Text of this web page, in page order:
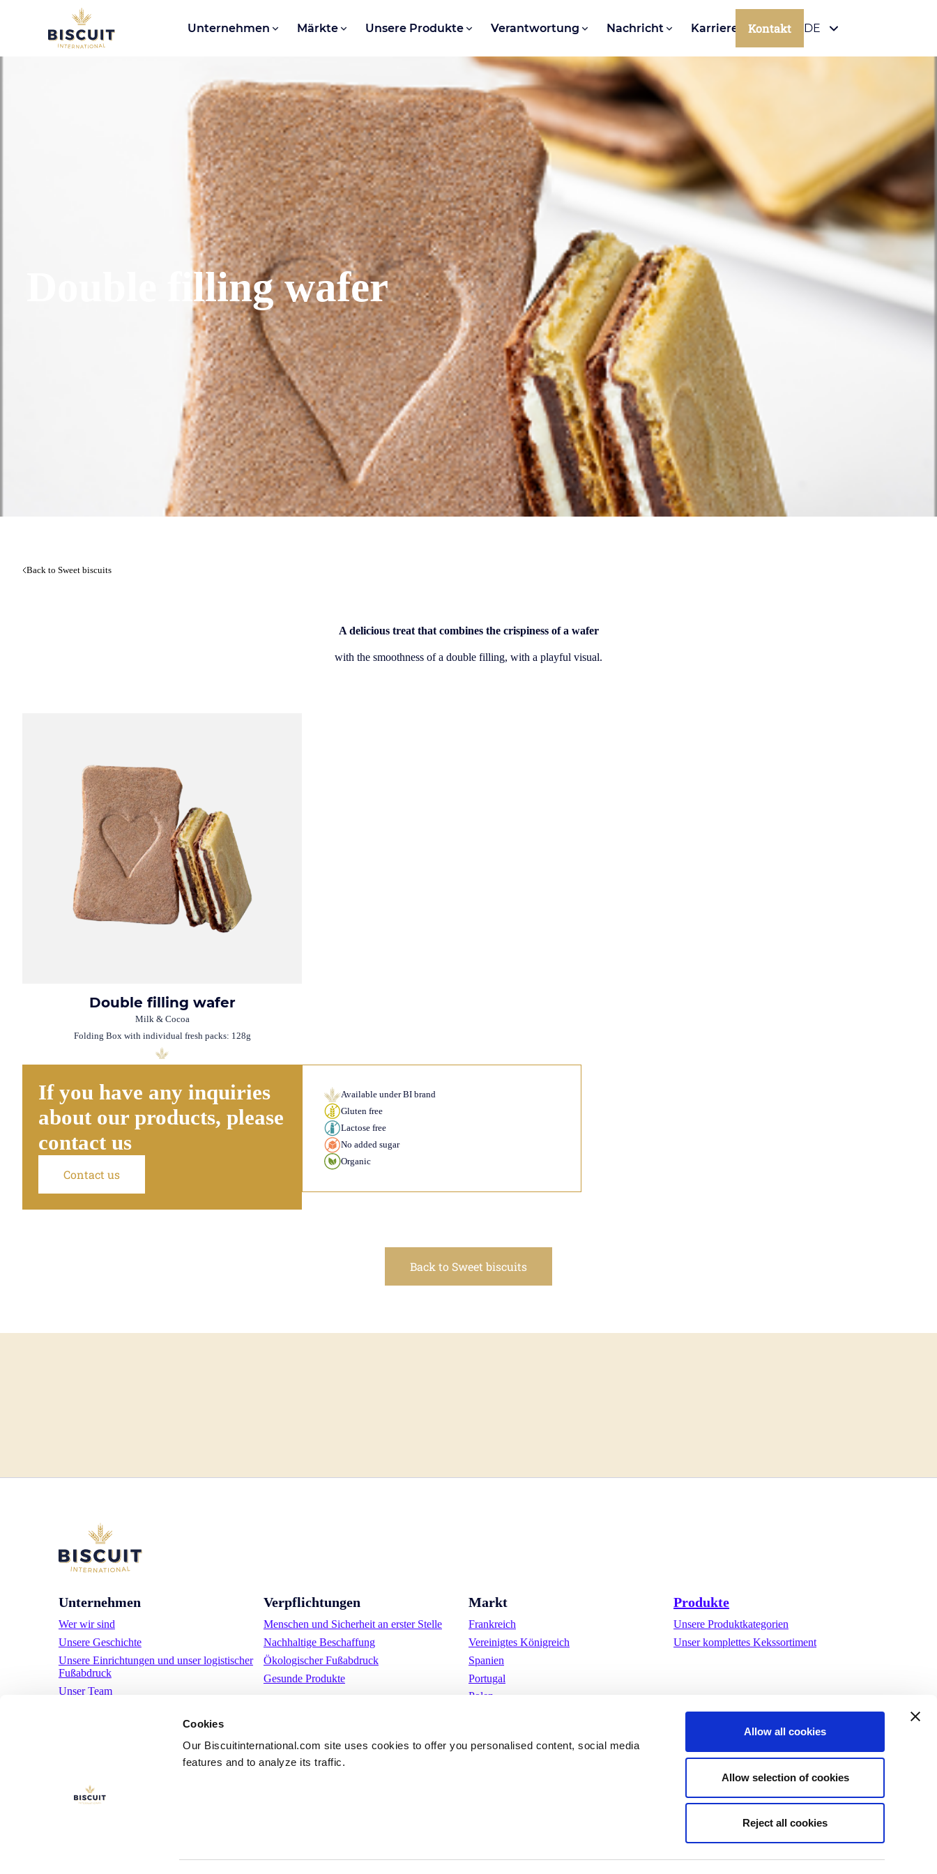
Cookies
Our Biscuitinternational.com site uses cookies to offer you personalised content, social media
features and to analyze its traffic.
Allow all cookies
Allow selection of cookies
Reject all cookies
Aller au contenu Unternehmen Märkte Unsere Produkte Verantwortung Nachricht Karriere Kontakt DE
Double filling wafer
Back to Sweet biscuits
A delicious treat that combines the crispiness of a wafer
with the smoothness of a double filling, with a playful visual.
Double filling wafer
Milk & Cocoa
Folding Box with individual fresh packs: 128g
If you have any inquiries
about our products, please
contact us
Contact us
Available under BI brand
Gluten free
Lactose free
No added sugar
Organic
Back to Sweet biscuits
Unternehmen
Wer wir sind
Unsere Geschichte
Unsere Einrichtungen und unser logistischer
Fußabdruck
Unser Team
Verpflichtungen
Menschen und Sicherheit an erster Stelle
Nachhaltige Beschaffung
Ökologischer Fußabdruck
Gesunde Produkte
Markt
Frankreich
Vereinigtes Königreich
Spanien
Portugal
Polen
Schweden
Produkte
Unsere Produktkategorien
Unser komplettes Kekssortiment
Nutzungsbedingungen Cookies Datenschutzerklärung ©Biscuit International 2023